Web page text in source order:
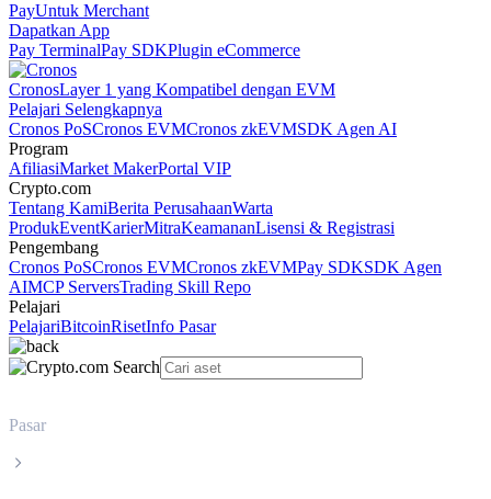
PayUntuk Merchant
Dapatkan App
Pay TerminalPay SDKPlugin eCommerce
CronosLayer 1 yang Kompatibel dengan EVM
Pelajari Selengkapnya
Cronos PoSCronos EVMCronos zkEVMSDK Agen AI
Program
AfiliasiMarket MakerPortal VIP
Crypto.com
Tentang KamiBerita PerusahaanWarta
ProdukEventKarierMitraKeamananLisensi & Registrasi
Pengembang
Cronos PoSCronos EVMCronos zkEVMPay SDKSDK Agen
AIMCP ServersTrading Skill Repo
Pelajari
PelajariBitcoinRisetInfo Pasar
Pasar